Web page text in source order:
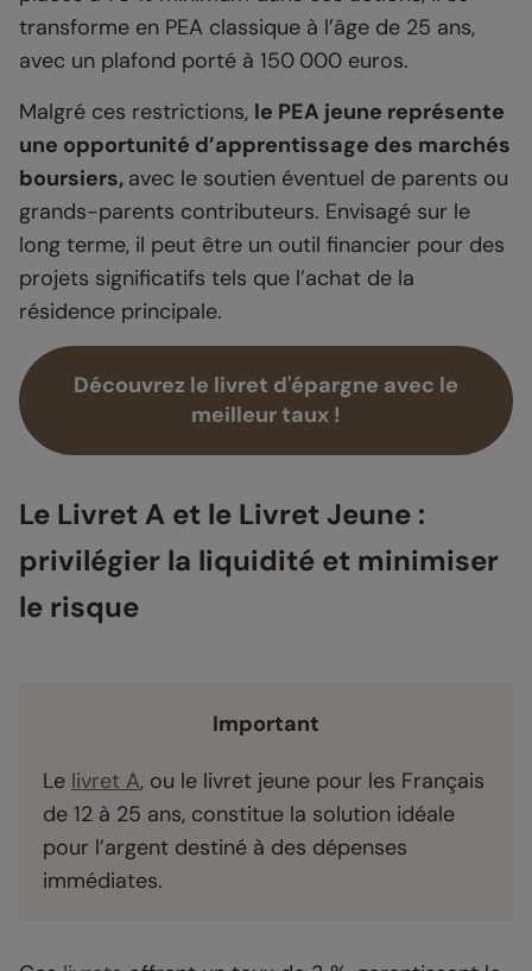
transforme en PEA classique à l’âge de 25 ans,
avec un plafond porté à 150 000 euros.
Malgré ces restrictions, le PEA jeune représente
une opportunité d’apprentissage des marchés
boursiers, avec le soutien éventuel de parents ou
grands-parents contributeurs. Envisagé sur le
long terme, il peut être un outil financier pour des
projets significatifs tels que l’achat de la
résidence principale.
Découvrez le livret d'épargne avec le
meilleur taux !
Le Livret A et le Livret Jeune :
privilégier la liquidité et minimiser
le risque
Important
Le livret A, ou le livret jeune pour les Français
de 12 à 25 ans, constitue la solution idéale
pour l’argent destiné à des dépenses
immédiates.